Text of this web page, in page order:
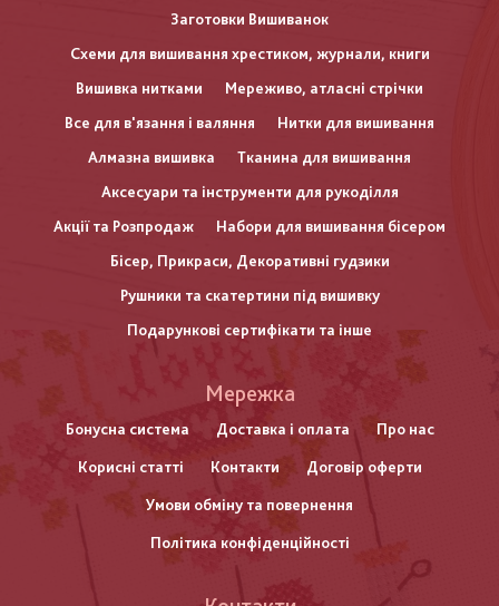
Заготовки Вишиванок
Схеми для вишивання хрестиком, журнали, книги
Вишивка нитками
Мереживо, атласні стрічки
Все для в'язання і валяння
Нитки для вишивання
Алмазна вишивка
Тканина для вишивання
Аксесуари та інструменти для рукоділля
Акції та Розпродаж
Набори для вишивання бісером
Бісер, Прикраси, Декоративні гудзики
Рушники та скатертини під вишивку
Подарункові сертифікати та інше
нижнього
колонтитулу
Мережка
Бонусна система Доставка і оплата Про нас
Корисні статті Контакти Договір оферти
Умови обміну та повернення
Політика конфіденційності